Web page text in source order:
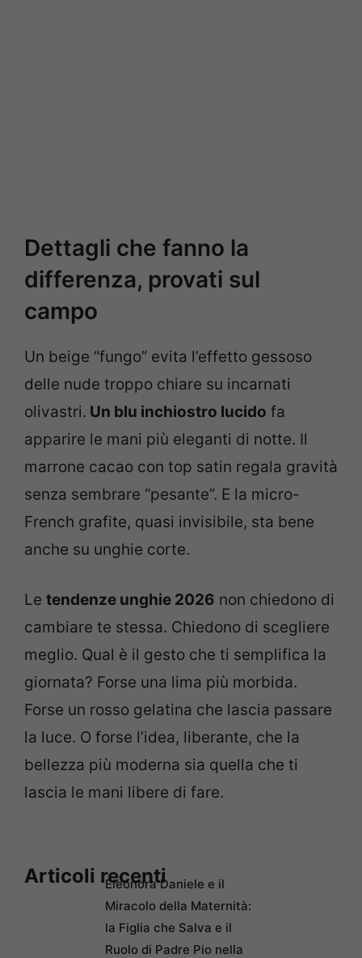
Dettagli che fanno la
differenza, provati sul
campo
Un beige “fungo” evita l’effetto gessoso
delle nude troppo chiare su incarnati
olivastri. Un blu inchiostro lucido fa
apparire le mani più eleganti di notte. Il
marrone cacao con top satin regala gravità
senza sembrare “pesante”. E la micro-
French grafite, quasi invisibile, sta bene
anche su unghie corte.
Le tendenze unghie 2026 non chiedono di
cambiare te stessa. Chiedono di scegliere
meglio. Qual è il gesto che ti semplifica la
giornata? Forse una lima più morbida.
Forse un rosso gelatina che lascia passare
la luce. O forse l’idea, liberante, che la
bellezza più moderna sia quella che ti
lascia le mani libere di fare.
Articoli recentiEleonora Daniele e il
Miracolo della Maternità:
la Figlia che Salva e il
Ruolo di Padre Pio nella